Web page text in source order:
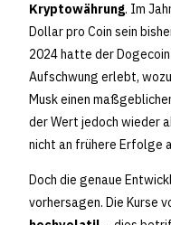
Kryptowährung. Im
Dollar pro Coin sein
2024 hatte der
Aufschwung erlebt,
Musk einen
der Wert jedoch wieder
nicht an frühere Erfolge
Doch die genaue
vorhersagen. Die Kurse